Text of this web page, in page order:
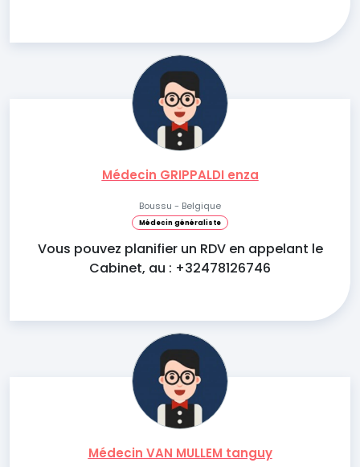
Médecin GRIPPALDI enza
Boussu - Belgique
Médecin généraliste
Vous pouvez planifier un RDV en appelant le
Cabinet, au : +32478126746
Médecin VAN MULLEM tanguy